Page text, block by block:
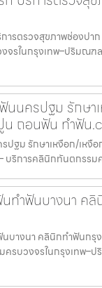
ารตรวจสุขภาพช่องปา
รในกรุงเทพ–ปริมณฑ
นนครปฐม รักษา
ถอนฟัน ทำฟัน
ปฐม รักษาเหงือก/เหงื
ริการคลินิกทันตกรรม
ทำฟันบางนา ค
นบางนา คลินิกทำฟันก
รบวงจรในกรุงเทพ–